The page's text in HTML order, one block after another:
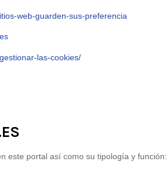
web-guarden-sus-preferencia
las-cookies/
este portal así como su tipología y función: